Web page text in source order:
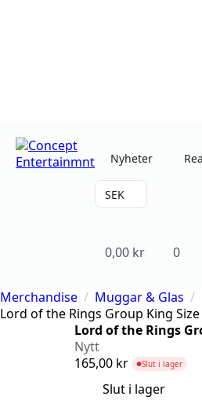
Nyheter Rea
SEK
0,00 kr 0
Merchandise
Muggar & Glas
Lord of the Rings Group King
Lord of the Rings
Nytt
165,00 kr ●Slut i lager
Slut i lager